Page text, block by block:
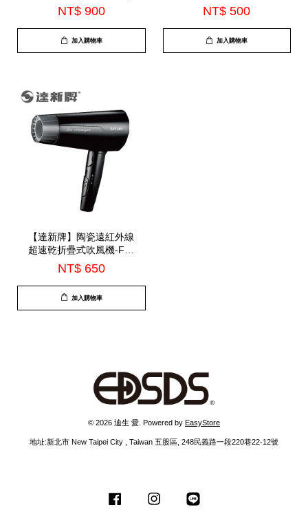
NT$ 900
加入購物車
NT$ 500
加入購物車
【達新牌】陶瓷遠紅外線
超速乾折疊式吹風機-FD-
178
NT$ 650
加入購物車
© 2026 迪生 愛. Powered by EasyStore
地址:新北市 New Taipei City , Taiwan 五股區, 248民義路一段220巷22-12號
Facebook Instagram